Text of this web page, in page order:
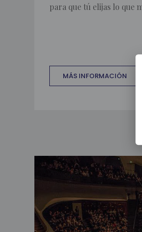
para que tú elijas lo que
MÁS INFORMACIÓN